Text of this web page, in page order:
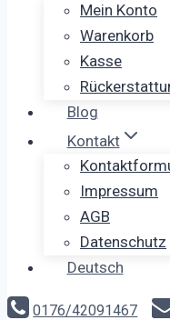
Mein Konto
Warenkorb
Kasse
Blog
Kontakt
Impressum
AGB
Datenschutz
Deutsch
0176/42091467